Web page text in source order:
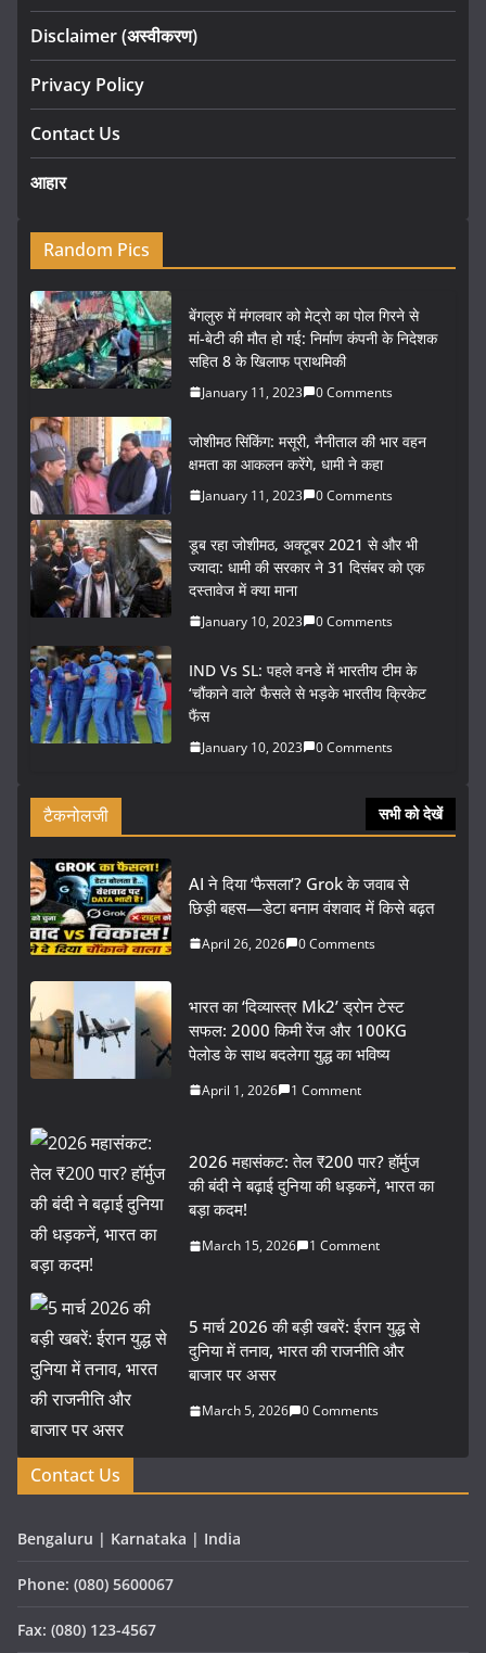
Disclaimer (अस्वीकरण)
Privacy Policy
Contact Us
आहार
Random Pics
बेंगलुरु में मंगलवार को मेट्रो का पोल गिरने से
मां-बेटी की मौत हो गई: निर्माण कंपनी के निदेशक
सहित 8 के खिलाफ प्राथमिकी
January 11, 2023 0 Comments
जोशीमठ सिंकिंग: मसूरी, नैनीताल की भार वहन
क्षमता का आकलन करेंगे, धामी ने कहा
January 11, 2023 0 Comments
डूब रहा जोशीमठ, अक्टूबर 2021 से और भी
ज्यादा: धामी की सरकार ने 31 दिसंबर को एक
दस्तावेज में क्या माना
January 10, 2023 0 Comments
IND Vs SL: पहले वनडे में भारतीय टीम के
‘चौंकाने वाले’ फैसले से भड़के भारतीय क्रिकेट
फैंस
January 10, 2023 0 Comments
टैकनोलजी सभी को देखें
AI ने दिया ‘फैसला’? Grok के जवाब से
छिड़ी बहस—डेटा बनाम वंशवाद में किसे बढ़त
April 26, 2026 0 Comments
भारत का ‘दिव्यास्त्र Mk2’ ड्रोन टेस्ट
सफल: 2000 किमी रेंज और 100KG
पेलोड के साथ बदलेगा युद्ध का भविष्य
April 1, 2026 1 Comment
2026 महासंकट: तेल ₹200 पार? हॉर्मुज
की बंदी ने बढ़ाई दुनिया की धड़कनें, भारत का
बड़ा कदम!
March 15, 2026 1 Comment
5 मार्च 2026 की बड़ी खबरें: ईरान युद्ध से
दुनिया में तनाव, भारत की राजनीति और
बाजार पर असर
March 5, 2026 0 Comments
Contact Us
Bengaluru | Karnataka | India
Phone: (080) 5600067
Fax: (080) 123-4567